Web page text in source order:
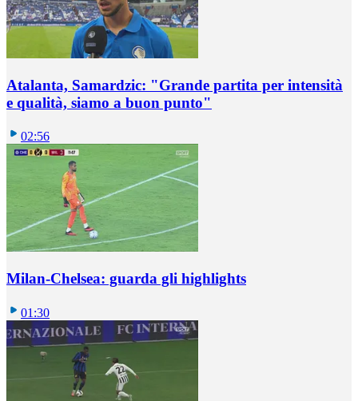
Atalanta, Samardzic: "Grande partita per intensità
e qualità, siamo a buon punto"
02:56
Milan-Chelsea: guarda gli highlights
01:30